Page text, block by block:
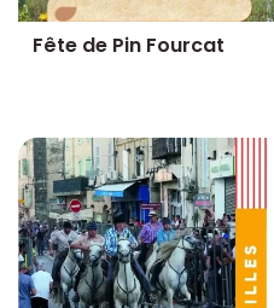
Fête de Pin Fourcat